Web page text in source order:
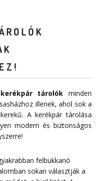
kerékpár tárolók minden
illenek, ahol sok a
A kerékpár tárolása
modern és biztonságos
felbukkanó
sokan választják a